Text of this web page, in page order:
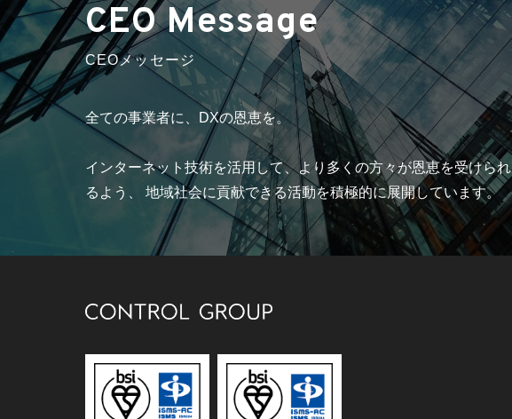
CEO Message
CEOメッセージ
全ての事業者に、DXの恩恵を。
インターネット技術を活用して、より多くの方々が恩恵を受けられ
るよう、 地域社会に貢献できる活動を積極的に展開しています。